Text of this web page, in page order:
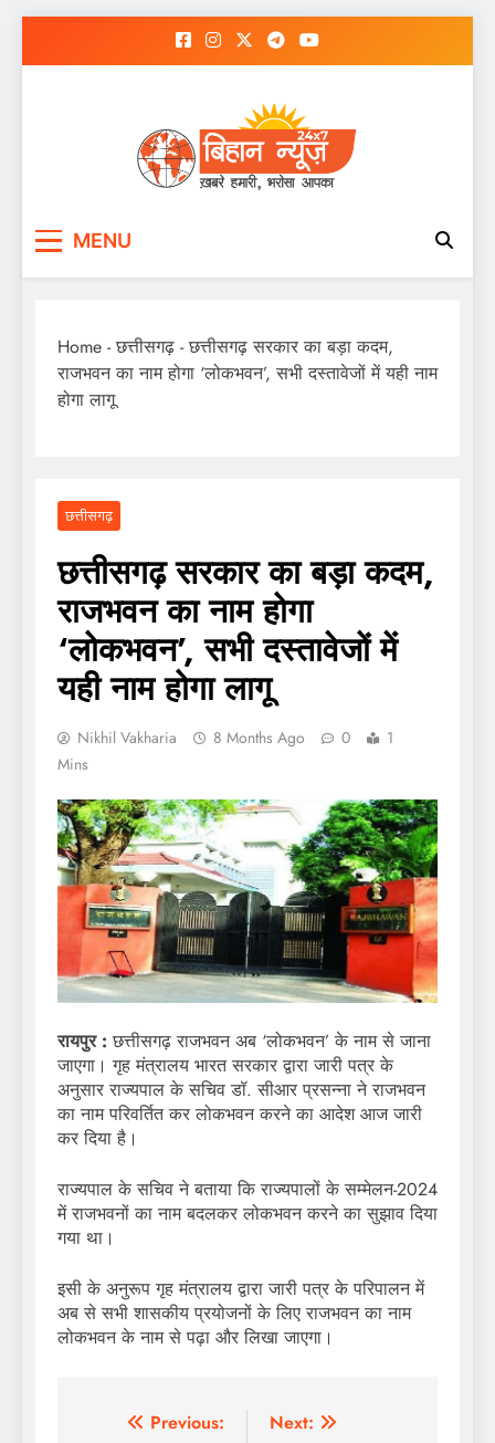
MENU
Home -छत्तीसगढ़ -छत्तीसगढ़ सरकार का बड़ा कदम,
राजभवन का नाम होगा ‘लोकभवन’, सभी दस्तावेजों में यही नाम
होगा लागू
छत्तीसगढ़
छत्तीसगढ़ सरकार का बड़ा कदम,
राजभवन का नाम होगा
‘लोकभवन’, सभी दस्तावेजों में
यही नाम होगा लागू
Nikhil Vakharia 8 Months Ago 0
1
Mins
रायपुर : छत्तीसगढ़ राजभवन अब ‘लोकभवन’ के नाम से जाना
जाएगा। गृह मंत्रालय भारत सरकार द्वारा जारी पत्र के
अनुसार राज्यपाल के सचिव डॉ. सीआर प्रसन्ना ने राजभवन
का नाम परिवर्तित कर लोकभवन करने का आदेश आज जारी
कर दिया है।
राज्यपाल के सचिव ने बताया कि राज्यपालों के सम्मेलन-2024
में राजभवनों का नाम बदलकर लोकभवन करने का सुझाव दिया
गया था।
इसी के अनुरूप गृह मंत्रालय द्वारा जारी पत्र के परिपालन में
अब से सभी शासकीय प्रयोजनों के लिए राजभवन का नाम
लोकभवन के नाम से पढ़ा और लिखा जाएगा।
Post
Previous:
Next: